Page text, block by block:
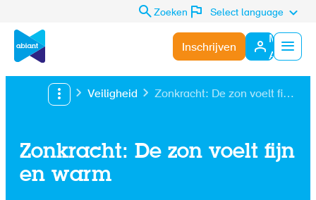
Zoeken Select language
Inschrijven
Mijn
Abiant
Veiligheid
Zonkracht: De zon voelt fijn
Zonkracht: De zon voelt fijn
en warm